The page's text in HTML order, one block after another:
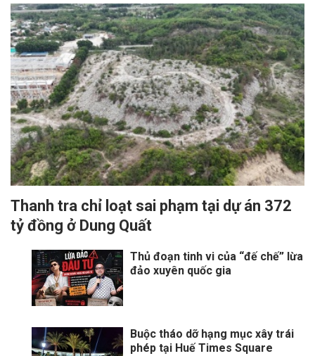
Thanh tra chỉ loạt sai phạm tại dự án 372
tỷ đồng ở Dung Quất
Thủ đoạn tinh vi của “đế chế” lừa
đảo xuyên quốc gia
Buộc tháo dỡ hạng mục xây trái
phép tại Huế Times Square